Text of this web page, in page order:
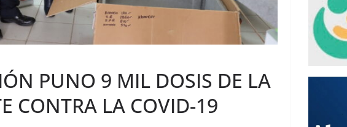
PUNO 9 MIL DOSIS DE LA
CONTRA LA COVID-19